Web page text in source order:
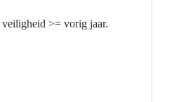
>= vorig jaar.